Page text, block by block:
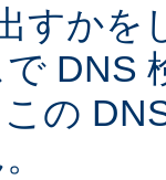
すかを
DNS
の